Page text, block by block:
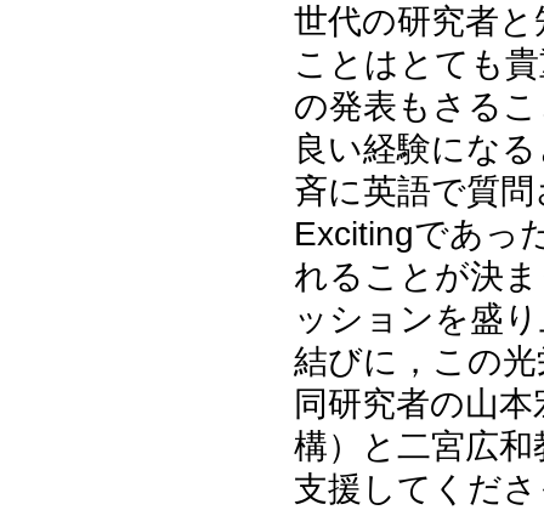
世代の研究者
ことはとても
の発表もさる
良い経験にな
斉に英語で質
Excitingであっ
れることが決
ッションを盛
結びに，この
同研究者の山
構）と二宮広
支援してくだ